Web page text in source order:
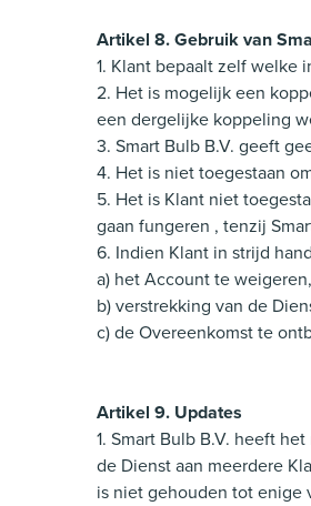
Artikel 8. Gebruik van
1. Klant bepaalt zelf welke
2. Het is mogelijk een
een dergelijke koppeling
3. Smart Bulb B.V. geeft
4. Het is niet toegestaan
5. Het is Klant niet
gaan fungeren , tenzij
6. Indien Klant in strijd
a) het Account te
b) verstrekking van de
c) de Overeenkomst te
Artikel 9. Updates
1. Smart Bulb B.V. heeft
de Dienst aan meerdere
is niet gehouden tot enige